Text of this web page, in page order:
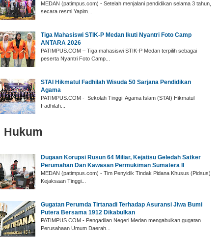
‎MEDAN (patimpus.com) - Setelah menjalani pendidikan selama 3 tahun,
secara resmi Yapim...
‎Tiga Mahasiswi STIK-P Medan Ikuti Nyantri Foto Camp
ANTARA 2026
‎PATIMPUS.COM – Tiga mahasiswi STIK-P Medan terpilih sebagai
peserta Nyantri Foto Camp...
‎STAI Hikmatul Fadhilah Wisuda 50 Sarjana Pendidikan
Agama
‎PATIMPUS.COM - Sekolah Tinggi Agama Islam (STAI) Hikmatul
Fadhilah...
Hukum
‎Dugaan Korupsi Rusun 64 Miliar, Kejatisu Geledah Satker
Perumahan Dan Kawasan Permukiman Sumatera II
‎MEDAN (patimpus.com) - Tim Penyidik Tindak Pidana Khusus (Pidsus)
Kejaksaan Tinggi...
Gugatan Perumda Tirtanadi Terhadap Asuransi Jiwa Bumi
Putera Bersama 1912 Dikabulkan
PATIMPUS.COM - Pengadilan Negeri Medan mengabulkan gugatan
Perusahaan Umum Daerah...